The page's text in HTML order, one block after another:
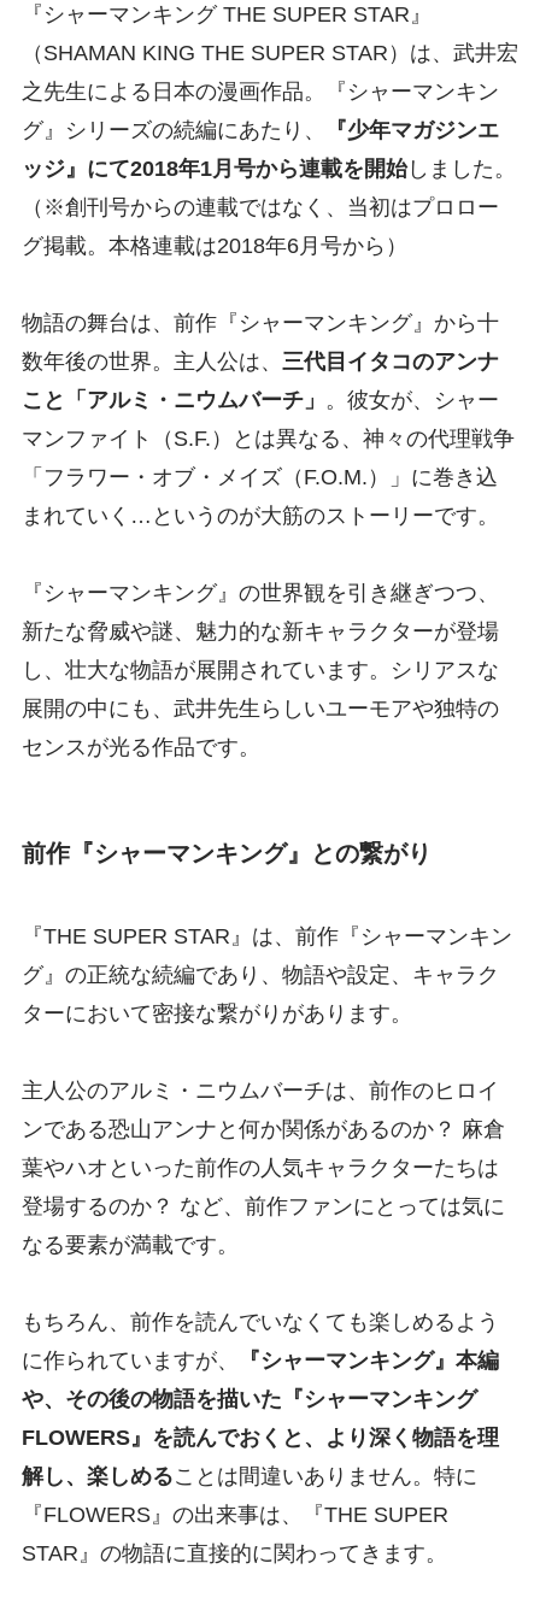
『シャーマンキング THE SUPER STAR』
（SHAMAN KING THE SUPER STAR）は、武井宏
之先生による日本の漫画作品。『シャーマンキン
グ』シリーズの続編にあたり、
『少年マガジンエ
ッジ』にて2018年1月号から連載を開始しました。
（※創刊号からの連載ではなく、当初はプロロー
グ掲載。本格連載は2018年6月号から）
物語の舞台は、前作『シャーマンキング』から十
数年後の世界。主人公は、 三代目イタコのアンナ
こと「アルミ・ニウムバーチ」 。彼女が、シャー
マンファイト（S.F.）とは異なる、神々の代理戦争
「フラワー・オブ・メイズ（F.O.M.）」に巻き込
まれていく…というのが大筋のストーリーです。
『シャーマンキング』の世界観を引き継ぎつつ、
新たな脅威や謎、魅力的な新キャラクターが登場
し、壮大な物語が展開されています。シリアスな
展開の中にも、武井先生らしいユーモアや独特の
センスが光る作品です。
前作『シャーマンキング』との繋がり
『THE SUPER STAR』は、前作『シャーマンキン
グ』の正統な続編であり、物語や設定、キャラク
ターにおいて密接な繋がりがあります。
主人公のアルミ・ニウムバーチは、前作のヒロイ
ンである恐山アンナと何か関係があるのか？ 麻倉
葉やハオといった前作の人気キャラクターたちは
登場するのか？ など、前作ファンにとっては気に
なる要素が満載です。
もちろん、前作を読んでいなくても楽しめるよう
に作られていますが、
『シャーマンキング』本編
や、その後の物語を描いた『シャーマンキング
FLOWERS』を読んでおくと、より深く物語を理
解し、楽しめることは間違いありません。特に
『FLOWERS』の出来事は、『THE SUPER
STAR』の物語に直接的に関わってきます。